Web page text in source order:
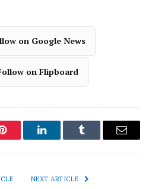
on Google News
on Flipboard
Pinterest LinkedInTumblr Email
NEXT ARTICLE